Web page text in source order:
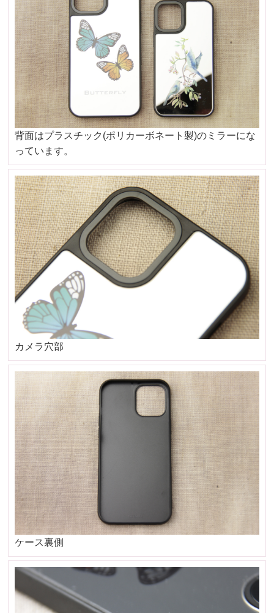
背面はプラスチック(ポリカーボネート製)のミラーにな
っています。
カメラ穴部
ケース裏側